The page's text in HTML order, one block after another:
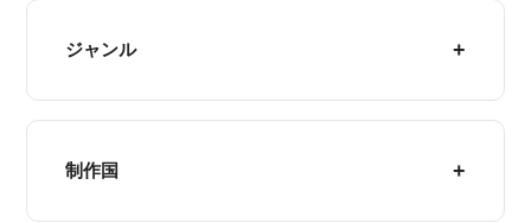
ジャンル
制作国